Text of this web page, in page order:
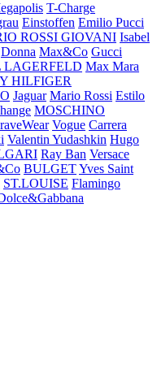
T-Charge
Einstoffen Emilio Pucci
ROSSI GIOVANI Isabel
Donna Max&Co Gucci
LAGERFELD Max Mara
HILFIGER
Jaguar Mario Rossi Estilo
MOSCHINO
Vogue Carrera
Valentin Yudashkin Hugo
Ray Ban Versace
BULGETYves Saint
ST.LOUISE Flamingo